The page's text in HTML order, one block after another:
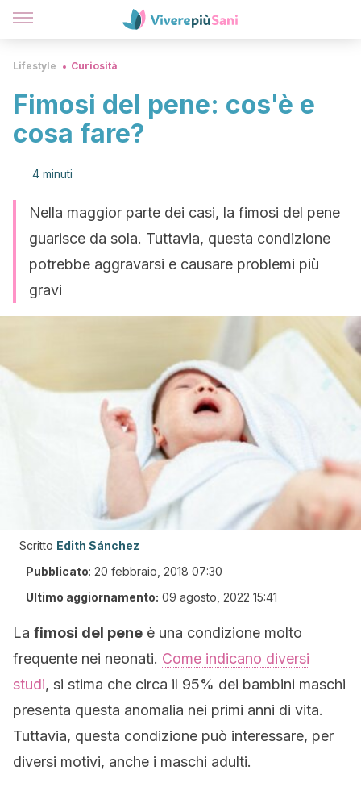
Lifestyle Curiosità
Fimosi del pene: cos'è e
cosa fare?
4 minuti
Nella maggior parte dei casi, la fimosi del pene
guarisce da sola. Tuttavia, questa condizione
potrebbe aggravarsi e causare problemi più
gravi
Scritto Edith Sánchez
Pubblicato: 20 febbraio, 2018 07:30
Ultimo aggiornamento: 09 agosto, 2022 15:41
La fimosi del pene è una condizione molto
frequente nei neonati. Come indicano diversi
studi, si stima che circa il 95% dei bambini maschi
presenta questa anomalia nei primi anni di vita.
Tuttavia, questa condizione può interessare, per
diversi motivi, anche i maschi adulti.